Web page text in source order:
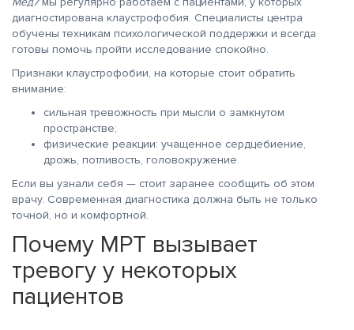
диагностирована клаустрофобия. Специалисты центра
обучены техникам психологической поддержки и всегда
готовы помочь пройти исследование спокойно.
Признаки клаустрофобии, на которые стоит обратить
внимание:
сильная тревожность при мысли о замкнутом
пространстве;
физические реакции: учащенное сердцебиение,
дрожь, потливость, головокружение.
Если вы узнали себя — стоит заранее сообщить об этом
врачу. Современная диагностика должна быть не только
точной, но и комфортной.
Почему МРТ вызывает
тревогу у некоторых
пациентов